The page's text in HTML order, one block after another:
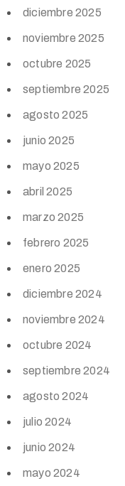
diciembre 2025
noviembre 2025
octubre 2025
septiembre 2025
agosto 2025
junio 2025
mayo 2025
abril 2025
marzo 2025
febrero 2025
enero 2025
diciembre 2024
noviembre 2024
octubre 2024
septiembre 2024
agosto 2024
julio 2024
junio 2024
mayo 2024